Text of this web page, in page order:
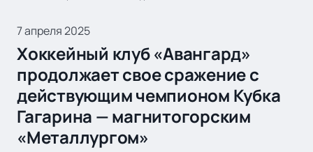
7 апреля 2025
Хоккейный клуб «Авангард»
продолжает свое сражение с
действующим чемпионом Кубка
Гагарина — магнитогорским
«Металлургом»